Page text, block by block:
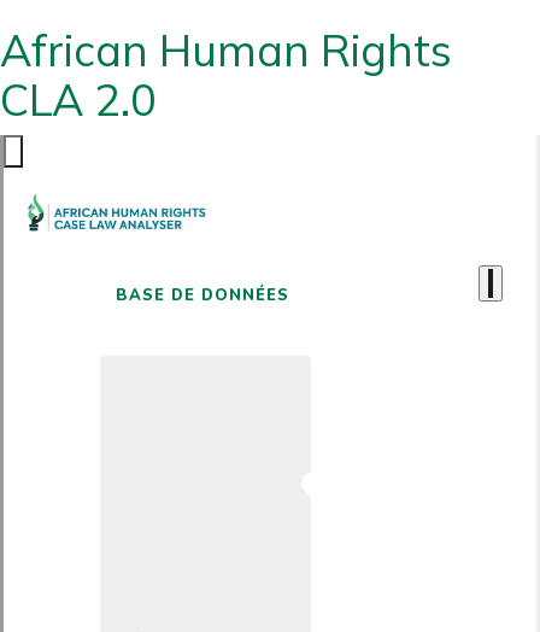
African Human Rights
CLA 2.0
BASE DE DONNÉES